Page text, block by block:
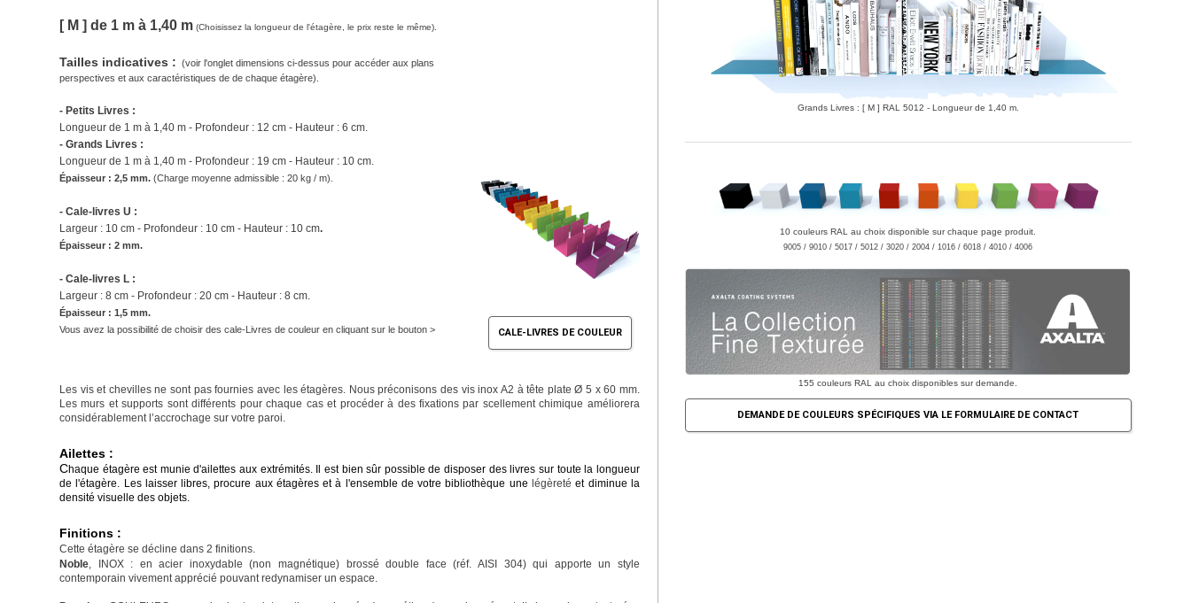
[ M ] de 1 m à 1,40 m (Choisissez la longueur de l'étagère, le prix reste le même).
Tailles indicatives : (voir l'onglet dimensions ci-dessus pour accéder aux plans
perspectives et aux caractéristiques de de chaque étagère).
- Petits Livres :
Longueur de 1 m à 1,40 m - Profondeur : 12 cm - Hauteur : 6 cm.
- Grands Livres :
Longueur de 1 m à 1,40 m - Profondeur : 19 cm - Hauteur : 10 cm.
Épaisseur : 2,5 mm. (Charge moyenne admissible : 20 kg / m).
- Cale-livres U :
Largeur : 10 cm - Profondeur : 10 cm - Hauteur : 10 cm.
Épaisseur : 2 mm.
- Cale-livres L :
Largeur : 8 cm - Profondeur : 20 cm - Hauteur : 8 cm.
Épaisseur : 1,5 mm.
Vous avez la possibilité de choisir des cale-Livres de couleur en cliquant sur le bouton >
CALE-LIVRES DE COULEUR
Les vis et chevilles ne sont pas fournies avec les étagères. Nous préconisons des vis inox A2 à tête plate Ø 5 x 60 mm.
Les murs et supports sont différents pour chaque cas et procéder à des fixations par scellement chimique améliorera
considérablement l’accrochage sur votre paroi.
Ailettes :
Chaque étagère est munie d'ailettes aux extrémités. Il est bien sûr possible de disposer des livres sur toute la longueur
de l'étagère. Les laisser libres, procure aux étagères et à l'ensemble de votre bibliothèque une légèreté et diminue la
densité visuelle des objets.
Finitions :
Cette étagère se décline dans 2 finitions.
Noble, INOX : en acier inoxydable (non magnétique) brossé double face (réf. AISI 304) qui apporte un style
contemporain vivement apprécié pouvant redynamiser un espace.
Grands Livres : [ M ] RAL 5012 - Longueur de 1,40 m.
10 couleurs RAL au choix disponible sur chaque page produit.
9005 / 9010 / 5017 / 5012 / 3020 / 2004 / 1016 / 6018 / 4010 / 4006
155 couleurs RAL au choix disponibles sur demande.
DEMANDE DE COULEURS SPÉCIFIQUES VIA LE FORMULAIRE DE CONTACT